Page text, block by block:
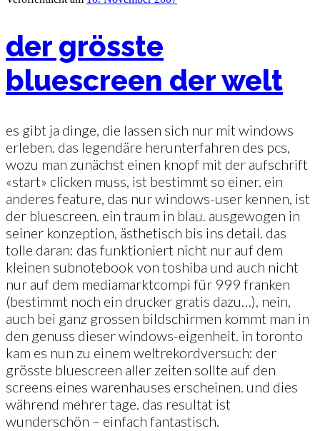
der grösste
bluescreen der welt
es gibt ja dinge, die lassen sich nur mit windows
erleben. das legendäre herunterfahren des pcs,
wozu man zunächst einen knopf mit der aufschrift
«start» clicken muss, ist bestimmt so einer. ein
anderes feature, das nur windows-user kennen, ist
der bluescreen. ein traum in blau. ausgewogen in
seiner konzeption, ästhetisch bis ins detail. das
tolle daran: das funktioniert nicht nur auf dem
kleinen subnotebook von toshiba und auch nicht
nur auf dem mediamarktcompi für 999 franken
(bestimmt noch ein drucker gratis dazu…), nein,
auch bei ganz grossen bildschirmen kommt man in
den genuss dieser windows-eigenheit. in toronto
kam es nun zu einem weltrekordversuch: der
grösste bluescreen aller zeiten sollte auf den
screens eines warenhauses erscheinen. und dies
während mehrer tage. das resultat ist
wunderschön – einfach fantastisch.